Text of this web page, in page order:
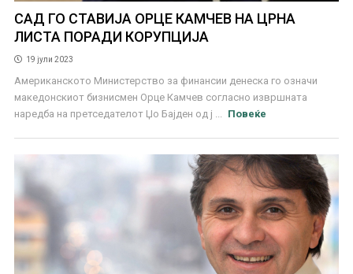
САД ГО СТАВИЈА ОРЦЕ КАМЧЕВ НА ЦРНА
ЛИСТА ПОРАДИ КОРУПЦИЈА
19 јули 2023
Американското Министерство за финансии денеска го означи
македонскиот бизнисмен Орце Камчев согласно извршната
наредба на претседателот Џо Бајден од ј ...
Повеќе